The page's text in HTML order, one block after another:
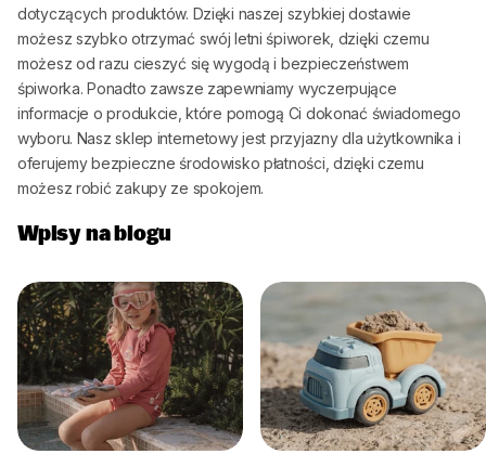
dotyczących produktów. Dzięki naszej szybkiej dostawie
możesz szybko otrzymać swój letni śpiworek, dzięki czemu
możesz od razu cieszyć się wygodą i bezpieczeństwem
śpiworka. Ponadto zawsze zapewniamy wyczerpujące
informacje o produkcie, które pomogą Ci dokonać świadomego
wyboru. Nasz sklep internetowy jest przyjazny dla użytkownika i
oferujemy bezpieczne środowisko płatności, dzięki czemu
możesz robić zakupy ze spokojem.
Wpisy na blogu